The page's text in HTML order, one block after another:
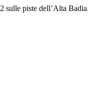
sulle piste dell’Alta Badia.